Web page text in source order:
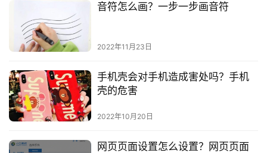
音符怎么画？一步一步画音符
2022年11月23日
手机壳会对手机造成害处吗？手机
壳的危害
2022年10月20日
网页页面设置怎么设置？网页页面